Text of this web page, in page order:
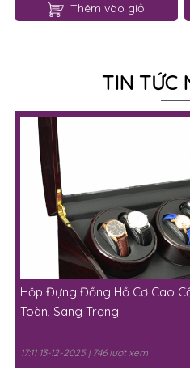
Thêm vào giỏ
TIN TỨC
Hộp Đựng Đồng Hồ Cơ Cao
Toàn, Sang Trọng
17:11 13-12-2025 | 746 lượt xem